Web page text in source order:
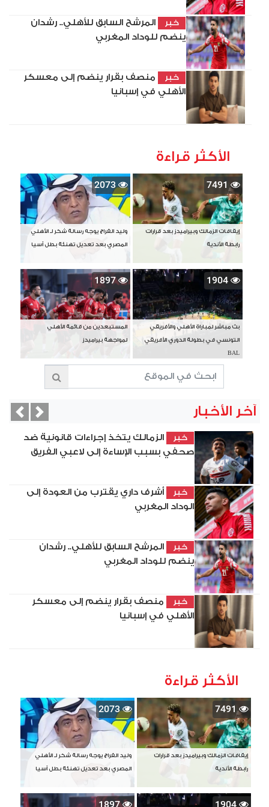
خبر
المرشح السابق للأهلي.. رشدان
ينضم للوداد المغربي
خبر
منصف بقرار ينضم إلى معسكر
الأهلي في إسبانيا
الأكثر قراءة
7491
إيقافات الزمالك وبيراميدز بعد قرارات
رابطة الأندية
2073
وليد الفراج يوجه رسالة شكر لـ الأهلي
المصري بعد تعديل تهنئة بطل آسيا
1904
بث مباشر لمباراة الأهلي والأفريقي
التونسي في بطولة الدوري الأفريقي
BAL
1897
المستبعدين من قائمة الأهلي
لمواجهة بيراميدز
آخر الأخبار
خبر
الزمالك يتخذ إجراءات قانونية ضد
صحفي بسبب الإساءة إلى لاعبي الفريق
خبر
أشرف داري يقترب من العودة إلى
الوداد المغربي
خبر
المرشح السابق للأهلي.. رشدان
ينضم للوداد المغربي
خبر
منصف بقرار ينضم إلى معسكر
الأهلي في إسبانيا
Next
الأكثر قراءة
7491
إيقافات الزمالك وبيراميدز بعد قرارات
رابطة الأندية
2073
وليد الفراج يوجه رسالة شكر لـ الأهلي
المصري بعد تعديل تهنئة بطل آسيا
1904
1897